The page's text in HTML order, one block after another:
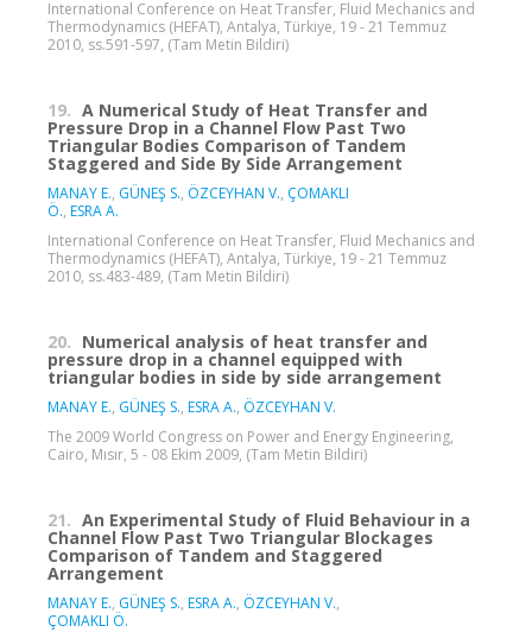
International Conference on Heat Transfer, Fluid Mechanics and
Thermodynamics (HEFAT), Antalya, Türkiye, 19 - 21 Temmuz
2010, ss.591-597, (Tam Metin Bildiri)
19. A Numerical Study of Heat Transfer and
Pressure Drop in a Channel Flow Past Two
Triangular Bodies Comparison of Tandem
Staggered and Side By Side Arrangement
MANAY E., GÜNEŞ S., ÖZCEYHAN V., ÇOMAKLI
Ö., ESRA A.
International Conference on Heat Transfer, Fluid Mechanics and
Thermodynamics (HEFAT), Antalya, Türkiye, 19 - 21 Temmuz
2010, ss.483-489, (Tam Metin Bildiri)
20. Numerical analysis of heat transfer and
pressure drop in a channel equipped with
triangular bodies in side by side arrangement
MANAY E., GÜNEŞ S., ESRA A., ÖZCEYHAN V.
The 2009 World Congress on Power and Energy Engineering,
Cairo, Mısır, 5 - 08 Ekim 2009, (Tam Metin Bildiri)
21. An Experimental Study of Fluid Behaviour in a
Channel Flow Past Two Triangular Blockages
Comparison of Tandem and Staggered
Arrangement
MANAY E., GÜNEŞ S., ESRA A., ÖZCEYHAN V.,
ÇOMAKLI Ö.